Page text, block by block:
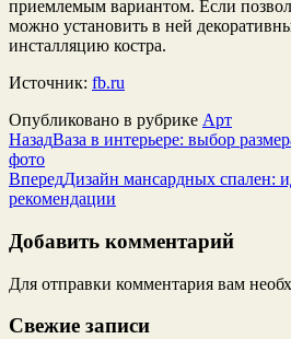
приемлемым вариантом. Если
можно установить в ней
инсталляцию костра.
Источник: fb.ru
Опубликовано в рубрике Арт
НазадВаза в интерьере: выбор
фото
ВпередДизайн мансардных спален:
рекомендации
Добавить комментарий
Для отправки комментария вам
Свежие записи